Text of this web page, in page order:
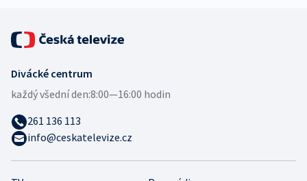
Divácké centrum
každý všední den:8:00—16:00 hodin
261 136 113
info@ceskatelevize.cz